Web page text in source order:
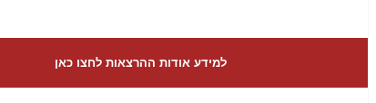
למידע אודות ההרצאות לחצו כאן